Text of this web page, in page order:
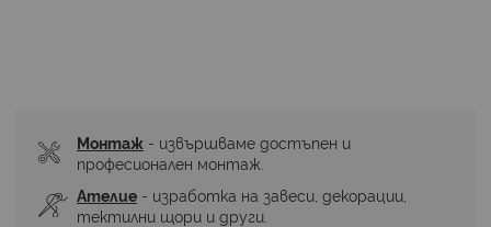
Монтаж - извършваме достъпен и
професионален монтаж.
Ателие - изработка на завеси, декорации,
тектилни щори и други.